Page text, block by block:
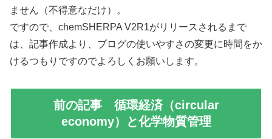
ません（不得意なだけ）。
ですので、chemSHERPA V2R1がリリースされるまで
は、記事作成より、ブログの使いやすさの変更に時間をか
けるつもりですのでよろしくお願いします。
前の記事 循環経済（circular
economy）と化学物質管理